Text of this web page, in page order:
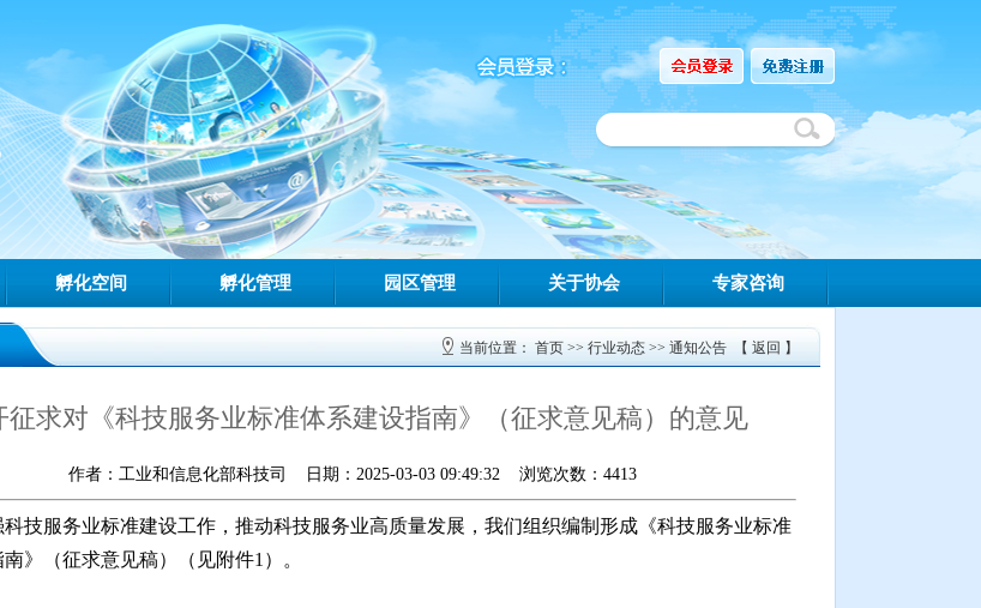
孵化空间 孵化管理 园区管理 关于协会 专家咨询
当前位置： 首页 >> 行业动态 >> 通知公告 【 返回 】
征求对《科技服务业标准体系建设指南》（征求意见稿）的意见
作者：工业和信息化部科技司 日期：2025-03-03 09:49:32 浏览次数：4413
科技服务业标准建设工作，推动科技服务业高质量发展，我们组织编制形成《科技服务业标准
》（征求意见稿）（见附件1）。